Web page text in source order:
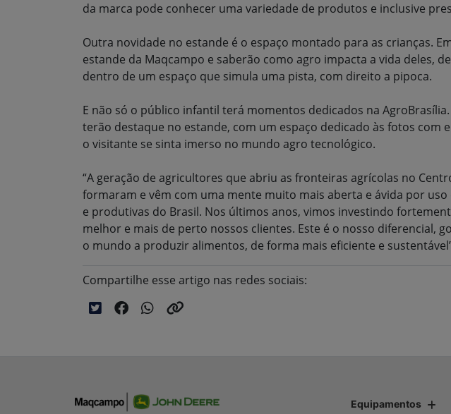
da marca pode conhecer uma variedade de produtos e inclusive
Outra novidade no estande é o espaço montado para as crianças.
estande da Maqcampo e saberão como agro impacta a vida deles,
dentro de um espaço que simula uma pista, com direito a pipoca.
E não só o público infantil terá momentos dedicados na
terão destaque no estande, com um espaço dedicado às fotos com
o visitante se sinta imerso no mundo agro tecnológico.
“A geração de agricultores que abriu as fronteiras agrícolas no
formaram e vêm com uma mente muito mais aberta e ávida por
e produtivas do Brasil. Nos últimos anos, vimos investindo
melhor e mais de perto nossos clientes. Este é o nosso diferencial,
o mundo a produzir alimentos, de forma mais eficiente e
Compartilhe esse artigo nas redes sociais:
Equipamentos